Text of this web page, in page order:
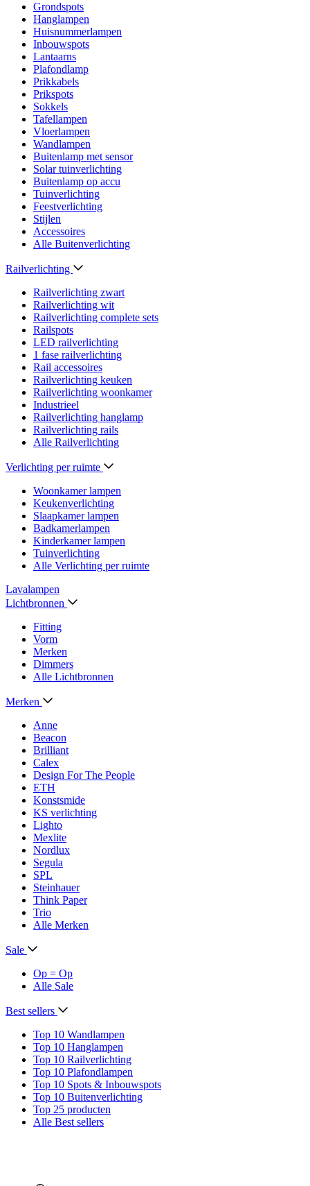
Grondspots
Hanglampen
Huisnummerlampen
Inbouwspots
Lantaarns
Plafondlamp
Prikkabels
Prikspots
Sokkels
Tafellampen
Vloerlampen
Wandlampen
Buitenlamp met sensor
Solar tuinverlichting
Buitenlamp op accu
Tuinverlichting
Feestverlichting
Stijlen
Accessoires
Alle Buitenverlichting
Railverlichting
Railverlichting zwart
Railverlichting wit
Railverlichting complete sets
Railspots
LED railverlichting
1 fase railverlichting
Rail accessoires
Railverlichting keuken
Railverlichting woonkamer
Industrieel
Railverlichting hanglamp
Railverlichting rails
Alle Railverlichting
Verlichting per ruimte
Woonkamer lampen
Keukenverlichting
Slaapkamer lampen
Badkamerlampen
Kinderkamer lampen
Tuinverlichting
Alle Verlichting per ruimte
Lavalampen
Lichtbronnen
Fitting
Vorm
Merken
Dimmers
Alle Lichtbronnen
Merken
Anne
Beacon
Brilliant
Calex
Design For The People
ETH
Konstsmide
KS verlichting
Lighto
Mexlite
Nordlux
Segula
SPL
Steinhauer
Think Paper
Trio
Alle Merken
Sale
Op = Op
Alle Sale
Best sellers
Top 10 Wandlampen
Top 10 Hanglampen
Top 10 Railverlichting
Top 10 Plafondlampen
Top 10 Spots & Inbouwspots
Top 10 Buitenverlichting
Top 25 producten
Alle Best sellers